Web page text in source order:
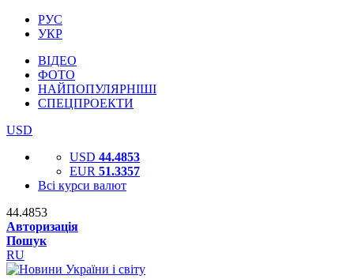
РУС
УКР
ВІДЕО
ФОТО
НАЙПОПУЛЯРНІШІ
СПЕЦПРОЕКТИ
USD
USD 44.4853
EUR 51.3357
Всі курси валют
44.4853
Авторизація
Пошук
RU